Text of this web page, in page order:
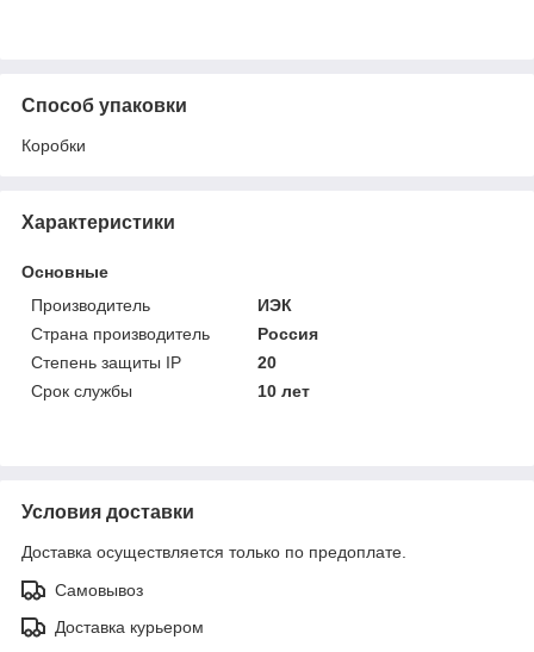
Способ упаковки
Коробки
Характеристики
Основные
Производитель
ИЭК
Страна производитель
Россия
Степень защиты IP
20
Срок службы
10 лет
Условия доставки
Доставка осуществляется только по предоплате.
Самовывоз
Доставка курьером